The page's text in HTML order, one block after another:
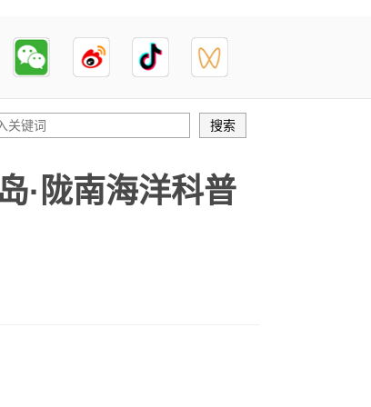
·陇南海洋科普